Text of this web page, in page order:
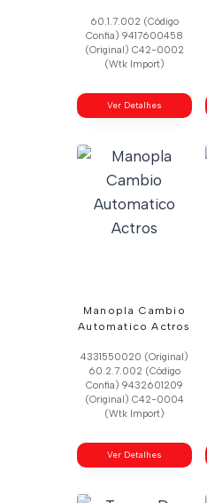
60.1.7.002 (Código
Confia) 9417600458
(Original) C42-0002
(Wtk Import)
Ver Detalhes
Manopla Cambio
Automatico Actros
4331550020 (Original)
60.2.7.002 (Código
Confia) 9432601209
(Original) C42-0004
(Wtk Import)
Ver Detalhes